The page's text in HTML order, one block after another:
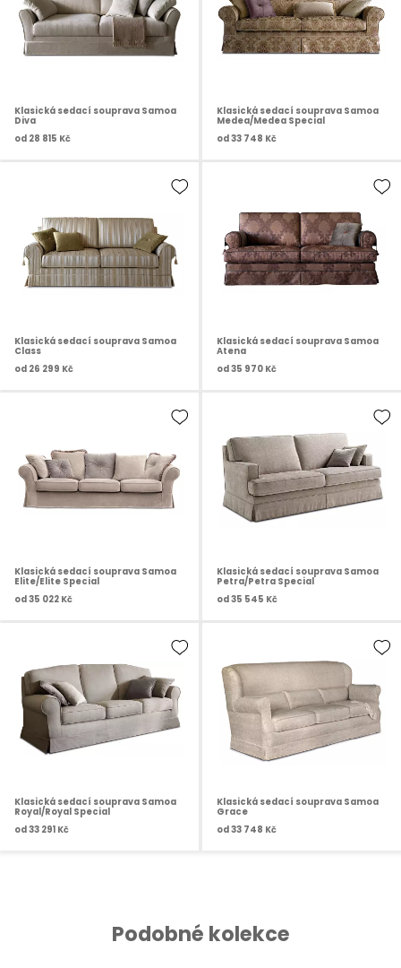
Klasická sedací souprava Samoa
Diva
od 28 815 Kč
Klasická sedací souprava Samoa
Medea/Medea Special
od 33 748 Kč
Klasická sedací souprava Samoa
Class
od 26 299 Kč
Klasická sedací souprava Samoa
Atena
od35 970 Kč
Klasická sedací souprava Samoa
Elite/Elite Special
od35 022 Kč
Klasická sedací souprava Samoa
Petra/Petra Special
od35 545 Kč
Klasická sedací souprava Samoa
Royal/Royal Special
od33 291 Kč
Klasická sedací souprava Samoa
Grace
od33 748 Kč
Podobné kolekce